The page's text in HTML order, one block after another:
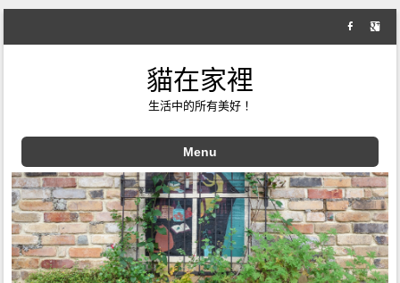
貓在家裡
生活中的所有美好！
Menu
Skip to content